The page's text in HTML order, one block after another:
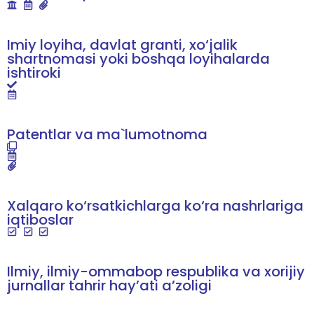
Imiy loyiha, davlat granti, xo‘jalik
shartnomasi yoki boshqa loyihalarda
ishtiroki
Patentlar va ma`lumotnoma
Xalqaro ko‘rsatkichlarga ko‘ra nashrlariga
iqtiboslar
Ilmiy, ilmiy-ommabop respublika va xorijiy
jurnallar tahrir hay’ati a’zoligi